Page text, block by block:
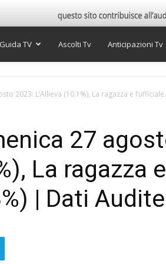
Guida TV Ascolti Tv Anticipazioni Tv
2023: L’Allieva (10.1%), La ragazza e
27
La ragazza e
| Dati Auditel